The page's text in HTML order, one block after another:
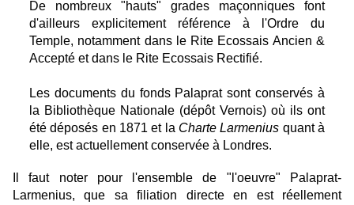
De nombreux "hauts" grades maçonniques font
d'ailleurs explicitement référence à l'Ordre du
Temple, notamment dans le Rite Ecossais Ancien &
Accepté et dans le Rite Ecossais Rectifié.
Les documents du fonds Palaprat sont conservés à
la Bibliothèque Nationale (dépôt Vernois) où ils ont
été déposés en 1871 et la Charte Larmenius quant à
elle, est actuellement conservée à Londres.
Il faut noter pour l'ensemble de "l'oeuvre" Palaprat-
Larmenius, que sa filiation directe en est réellement